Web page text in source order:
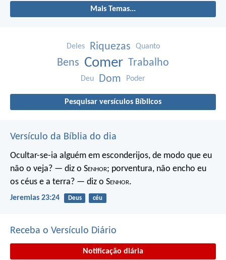
Mais Temas...
Deles Riquezas Quanto
Bens Comer Trabalho
Deu Dom Poder
Pesquisar versículos Bíblicos
Versículo da Bíblia do dia
Ocultar-se-ia alguém em esconderijos, de modo que eu
não o veja? — diz o Senhor; porventura, não encho eu
os céus e a terra? — diz o Senhor.
Jeremias 23:24 Deus céu
Receba o Versículo Diário
Notificação diária